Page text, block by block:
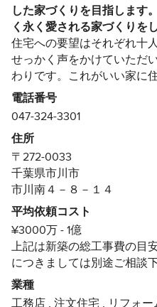
クロスや吹き付け、建具や
までどこを切り取っても丁
家づくりに対して真摯な姿
でした。 また、私たちは住
フォローの観点でも一生寄
ら終わり、の所にはお願い
近いこと、またアフターフ
所と言った点でも重視しま
てからでなければわからな
が、家づくりの最中のフォ
ってくれそう」という安心
は建て終わった今でも些細
飾りを飾りたいなど）ご相
りがたいなと感じておりま
から担当の設計士さんが自
り、現場での確認をしてく
アレスミスがないのも営業
てないからだと思います。
した家づくりを目指します
く永く愛される家づくりを
住宅への要望はそれぞれ十人
せっかく声をかけていただ
わりです。これがいい家に
以外はお勧めできません。
付けるようではプロとは呼べ
くまでも住まい手であると考
「フルオーダーメイド」と
にして提供できる、設計と
を目指しています。
お問い合わせはHPのお問合
す。
受賞歴：
・建設省 家づくり８５プロ
・建設省 昭和63年度全国住
電話番号
047-324-3301
住所
〒272-0033
千葉県市川市
市川南４－８－１４
平均依頼コスト
¥3000万 - 1億
上記は新築の総工事費の目
につきましては別途ご相談下
業種
工務店 , 注文住宅 , リフォー